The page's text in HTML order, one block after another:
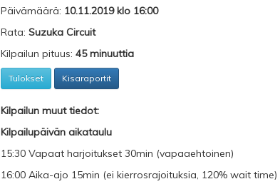
Päivämäärä: 10.11.2019 klo 16:00
Rata: Suzuka Circuit
Kilpailun pituus: 45 minuuttia
Tulokset Kisaraportit
Kilpailun muut tiedot:
Kilpailupäivän aikataulu
15:30 Vapaat harjoitukset 30min (vapaaehtoinen)
16:00 Aika-ajo 15min (ei kierrosrajoituksia, 120% wait time)